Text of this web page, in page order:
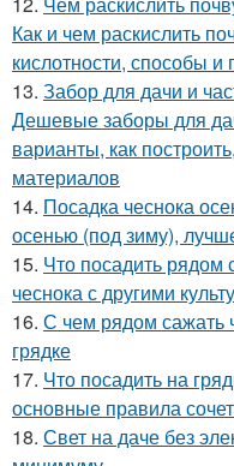
Как и чем раскислить
кислотности, способы и
13. Забор для дачи и
Дешевые заборы для
варианты, как
материалов
14. Посадка чеснока
осенью (под зиму),
15. Что посадить рядом
чеснока с другими
16. С чем рядом сажать
грядке
17. Что посадить на
основные правила
18. Свет на даче без